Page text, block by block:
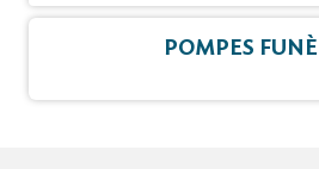
POMPES